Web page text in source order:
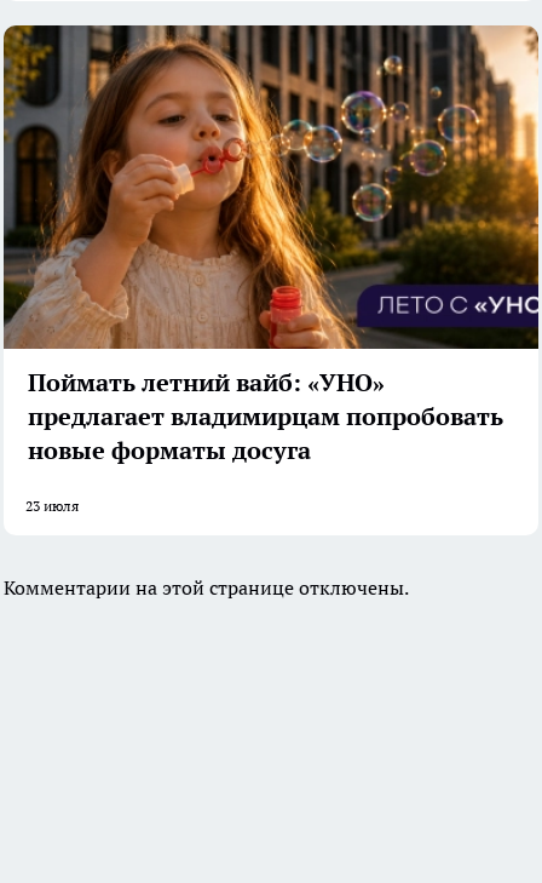
Поймать летний вайб: «УНО»
предлагает владимирцам попробовать
новые форматы досуга
23 июля
Комментарии на этой странице отключены.